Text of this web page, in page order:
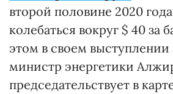
второй половине 2020
колебаться вокруг $ 40 за
этом в своем выступлении
министр энергетики
председательствует в